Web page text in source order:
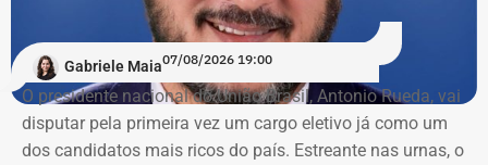
Gabriele Maia07/08/2026 19:00
O presidente nacional do União Brasil, Antonio Rueda, vai
disputar pela primeira vez um cargo eletivo já como um
dos candidatos mais ricos do país. Estreante nas urnas, o